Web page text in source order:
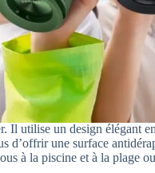
Il utilise un design élégant
d’offrir une surface
à la piscine et à la plage